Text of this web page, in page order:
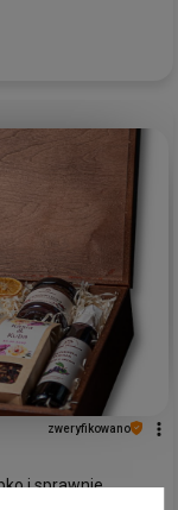
zweryfikowano
i sprawnie.